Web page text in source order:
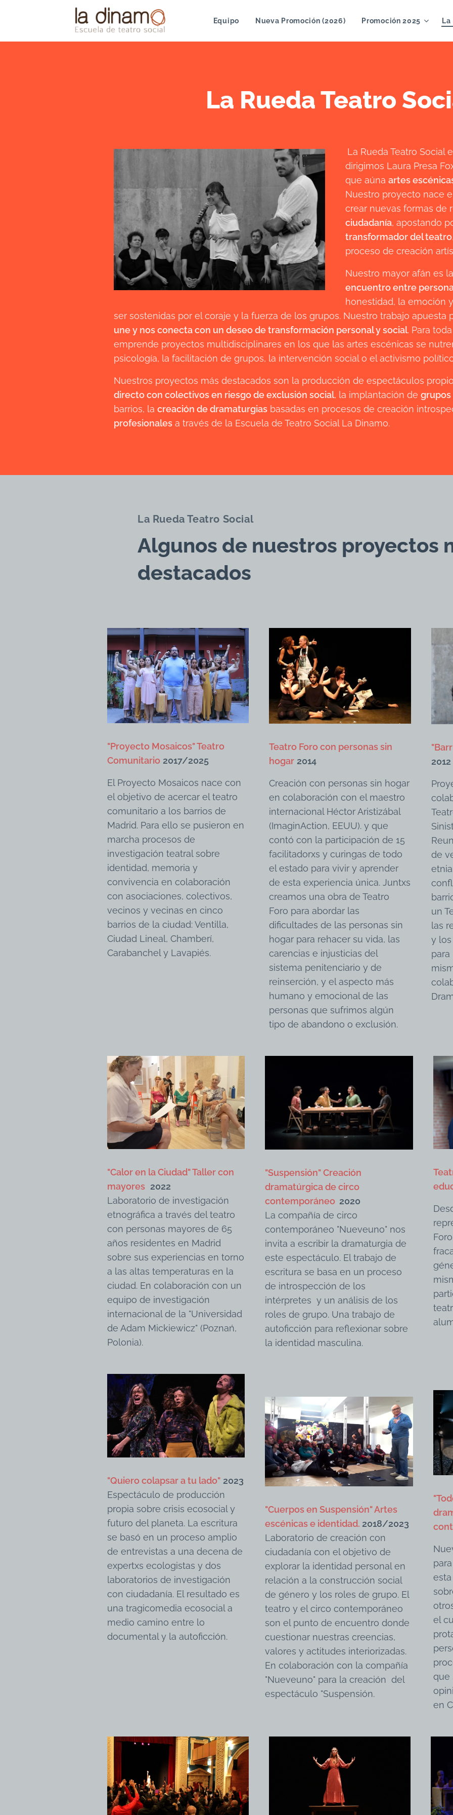
Equipo Nueva Promoción (2026) Promoción 2025
La Rueda Teatro
La Rueda Teatro Social
dirigimos Laura Presa
que aúna artes
Nuestro proyecto nace
crear nuevas formas de
ciudadanía, apostando
transformador del teatro
proceso de creación
Nuestro mayor afán es
encuentro entre
honestidad, la emoción
ser sostenidas por el coraje y la fuerza de los grupos. Nuestro trabajo apuesta
une y nos conecta con un deseo de transformación personal y social. Para
emprende proyectos multidisciplinares en los que las artes escénicas se
psicología, la facilitación de grupos, la intervención social o el activismo
Nuestros proyectos más destacados son la producción de espectáculos
directo con colectivos en riesgo de exclusión social, la implantación de grupos
barrios, la creación de dramaturgiasbasadas en procesos de creación
profesionalesa través de la Escuela de Teatro Social La Dinamo.
La Rueda Teatro Social
Algunos de nuestros proyectos
destacados
"Proyecto Mosaicos" Teatro
Comunitario 2017/2025
El Proyecto Mosaicos nace con
el objetivo de acercar el teatro
comunitario a los barrios de
Madrid. Para ello se pusieron en
marcha procesos de
investigación teatral sobre
identidad, memoria y
convivencia en colaboración
con asociaciones, colectivos,
vecinos y vecinas en cinco
barrios de la ciudad: Ventilla,
Ciudad Lineal, Chamberí,
Carabanchel y Lavapiés.
Teatro Foro con personas sin
hogar 2014
Creación con personas sin hogar
en colaboración con el maestro
internacional Héctor Aristizábal
(ImaginAction, EEUU). y que
contó con la participación de 15
facilitadorxs y curingas de todo
el estado para vivir y aprender
de esta experiencia única. Juntxs
creamos una obra de Teatro
Foro para abordar las
dificultades de las personas sin
hogar para rehacer su vida, las
carencias e injusticias del
sistema penitenciario y de
reinserción, y el aspecto más
humano y emocional de las
personas que sufrimos algún
tipo de abandono o exclusión.
2012
de
un
las
y
para
"Calor en la Ciudad" Taller con
mayores 2022
Laboratorio de investigación
etnográfica a través del teatro
con personas mayores de 65
años residentes en Madrid
sobre sus experiencias en torno
a las altas temperaturas en la
ciudad. En colaboración con un
equipo de investigación
internacional de la "Universidad
de Adam Mickiewicz" (Poznań,
Polonia).
"Quiero colapsar a tu lado" 2023
Espectáculo de producción
propia sobre crisis ecosocial y
futuro del planeta. La escritura
se basó en un proceso amplio
de entrevistas a una decena de
expertxs ecologistas y dos
laboratorios de investigación
con ciudadanía. El resultado es
una tragicomedia ecosocial a
medio camino entre lo
documental y la autoficción.
"Suspensión" Creación
dramatúrgica de circo
contemporáneo 2020
La compañía de circo
contemporáneo "Nueveuno" nos
invita a escribir la dramaturgia de
este espectáculo. El trabajo de
escritura se basa en un proceso
de introspección de los
intérpretes y un análisis de los
roles de grupo. Una trabajo de
autoficción para reflexionar sobre
la identidad masculina.
"Cuerpos en Suspensión" Artes
escénicas e identidad. 2018/2023
Laboratorio de creación con
ciudadanía con el objetivo de
explorar la identidad personal en
relación a la construcción social
de género y los roles de grupo. El
teatro y el circo contemporáneo
son el punto de encuentro donde
cuestionar nuestras creencias,
valores y actitudes interiorizadas.
En colaboración con la compañía
"Nueveuno" para la creación del
espectáculo "Suspensión.
el
que
en